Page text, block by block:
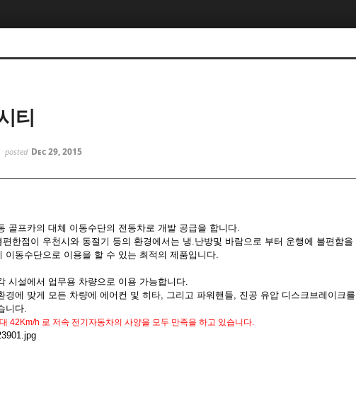
티
posted Dec 29, 2015
골프카의 대체 이동수단의 전동차로 개발 공급을 합니다.
편한점이 우천시와 동절기 등의 환경에서는 냉.난방및 바람으로 부터 운행에 불편함을
이동수단으로 이용을 할 수 있는 최적의 제품입니다.
시설에서 업무용 차량으로 이용 가능합니다.
경에 맞게 모든 차량에 에어컨 및 히타, 그리고 파워핸들, 진공 유압 디스크브레이크
니다.
42Km/h 로 저속 전기자동차의 사양을 모두 만족을 하고 있습니다.